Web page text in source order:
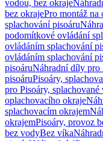
vodou, bez okraje
bez okrajePro montáž
splachování pisoáru
podomítkové ovládání
ovládáním splachování
ovládáním splachování
pisoáruNáhradní díly pro
pisoáruPisoáry,
pro Pisoáry,
oplachovacího okraje
splachovacím okrajem
okrajemPisoáry, provoz
bez vodyBez víka